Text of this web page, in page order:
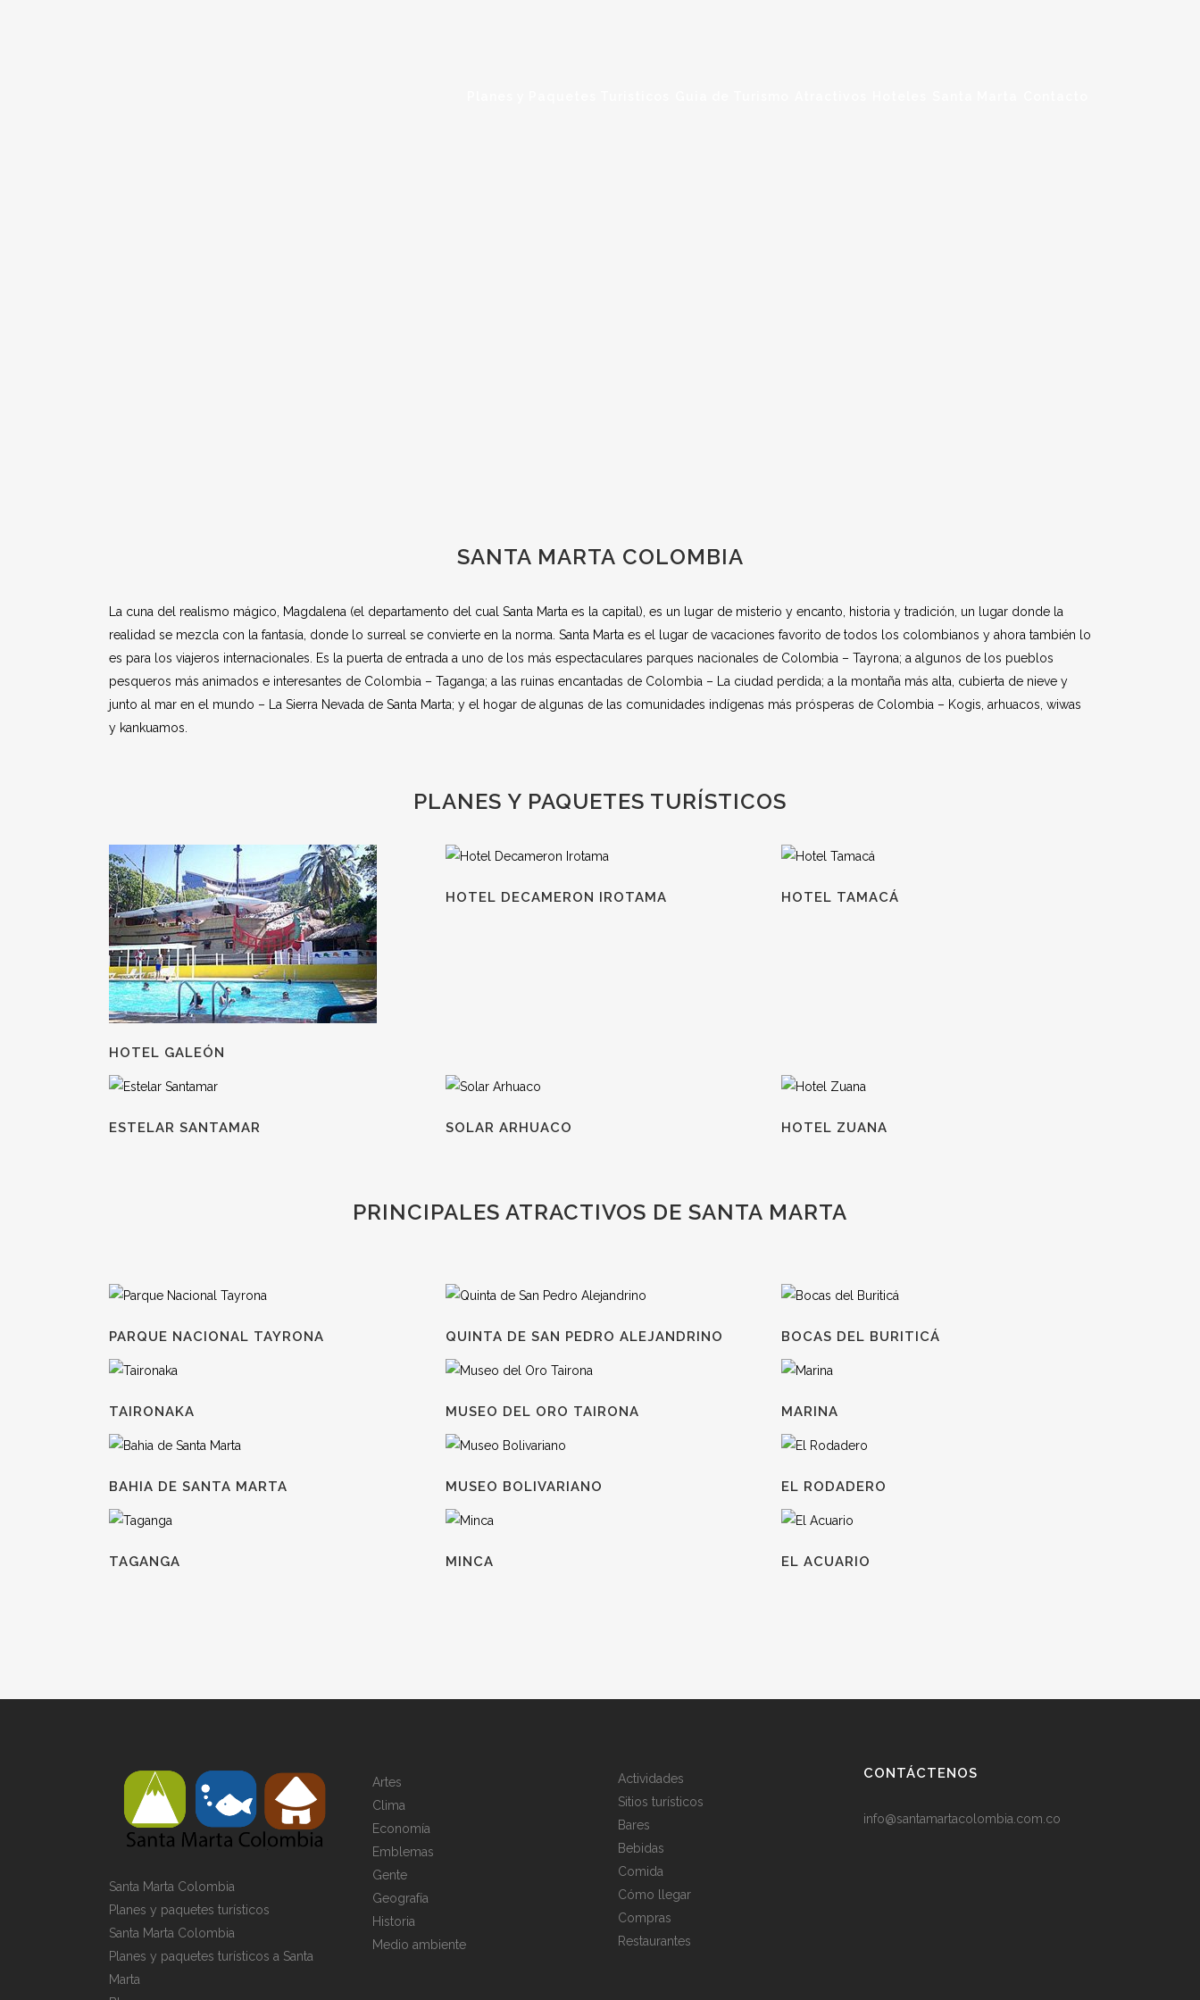
SANTA MARTA COLOMBIA
La cuna del realismo mágico, Magdalena (el departamento del cual Santa Marta es la capital), es un lugar de misterio y encanto, historia y tradición, un lugar donde la
realidad se mezcla con la fantasía, donde lo surreal se convierte en la norma. Santa Marta es el lugar de vacaciones favorito de todos los colombianos y ahora también lo
es para los viajeros internacionales. Es la puerta de entrada a uno de los más espectaculares parques nacionales de Colombia – Tayrona; a algunos de los pueblos
pesqueros más animados e interesantes de Colombia – Taganga; a las ruinas encantadas de Colombia – La ciudad perdida; a la montaña más alta, cubierta de nieve y
junto al mar en el mundo – La Sierra Nevada de Santa Marta; y el hogar de algunas de las comunidades indígenas más prósperas de Colombia – Kogis, arhuacos, wiwas
y kankuamos.
PLANES Y PAQUETES TURÍSTICOS
HOTEL GALEÓN
HOTEL DECAMERON IROTAMA HOTEL TAMACÁ
ESTELAR SANTAMAR SOLAR ARHUACO HOTEL ZUANA
PRINCIPALES ATRACTIVOS DE SANTA MARTA
PARQUE NACIONAL TAYRONA QUINTA DE SAN PEDRO ALEJANDRINO BOCAS DEL BURITICÁ
TAIRONAKA MUSEO DEL ORO TAIRONA MARINA
BAHIA DE SANTA MARTA MUSEO BOLIVARIANO EL RODADERO
TAGANGA MINCA EL ACUARIO
Santa Marta Colombia
Planes y paquetes turísticos
Santa Marta Colombia
Planes y paquetes turísticos a Santa
Marta
Artes
Clima
Economía
Emblemas
Gente
Geografía
Historia
Medio ambiente
Actividades
Sitios turísticos
Bares
Bebidas
Comida
Cómo llegar
Compras
Restaurantes
CONTÁCTENOS
info@santamartacolombia.com.co